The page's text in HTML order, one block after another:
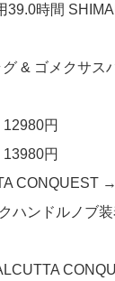
39.0時間
& ゴメクサス
円
円
CONQUEST
ハンドルノブ